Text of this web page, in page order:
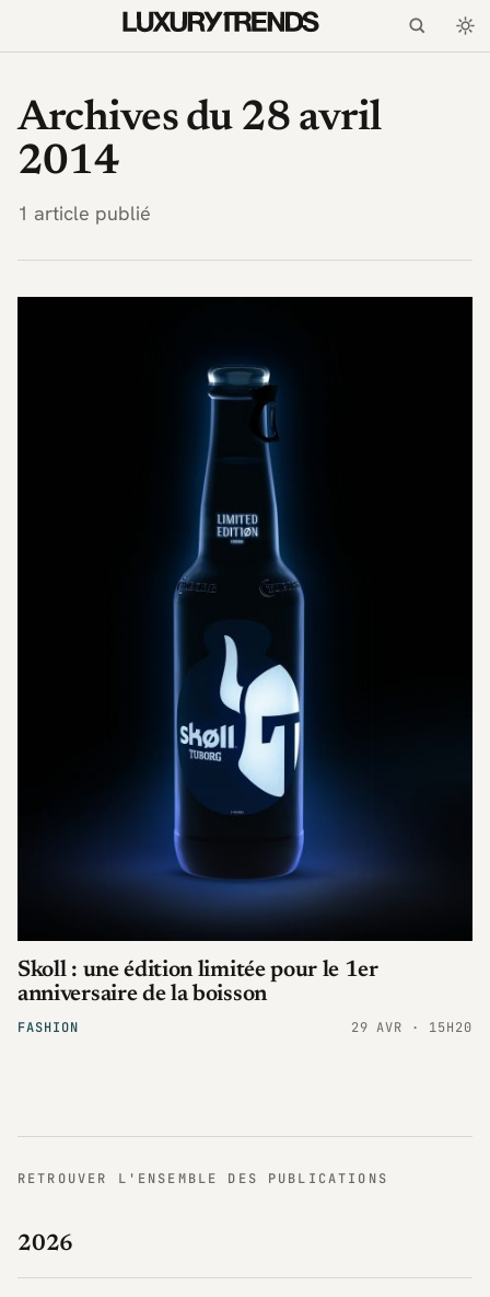
Archives du 28 avril
2014
1 article publié
FASHION
Skoll : une édition limitée pour le 1er
anniversaire de la boisson
29 AVR · 15H20
RETROUVER L'ENSEMBLE DES PUBLICATIONS
2026